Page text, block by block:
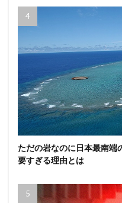
ただの岩なのに日本最南端
要すぎる理由とは